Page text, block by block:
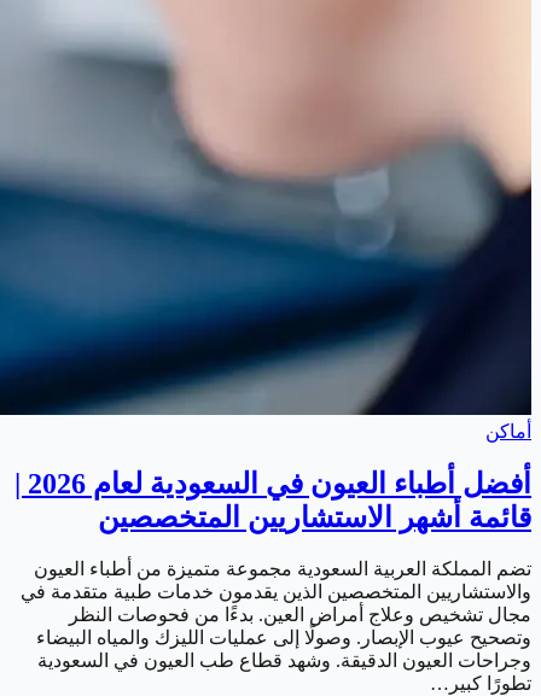
أماكن
أفضل أطباء العيون في السعودية لعام 2026 |
قائمة أشهر الاستشاريين المتخصصين
تضم المملكة العربية السعودية مجموعة متميزة من أطباء العيون
والاستشاريين المتخصصين الذين يقدمون خدمات طبية متقدمة في
مجال تشخيص وعلاج أمراض العين. بدءًا من فحوصات النظر
وتصحيح عيوب الإبصار. وصولًا إلى عمليات الليزك والمياه البيضاء
وجراحات العيون الدقيقة. وشهد قطاع طب العيون في السعودية
تطورًا كبير…